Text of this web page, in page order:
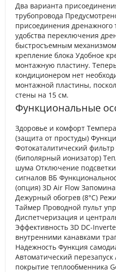
Два варианта
трубопровода
присоединения дренажного
удобства переключения
быстросъемным
крепление блока Удобное
монтажную пластину.
кондиционером нет
монтажной пластины,
стены на 15 см.
Функциональные
Здоровье и комфорт
(защита от простуды)
Фотокаталитический
(биполярный ионизатор)
шума Отключение
сигналов ВБ
(опция) 3D Air Flow
Дежурный обогрев (8°С)
Таймер Проводной пульт
Диспетчеризация и
Эффективность 3D DC-
внутренними канавками
Надежность Функция
Автоматический
покрытие теплообменника